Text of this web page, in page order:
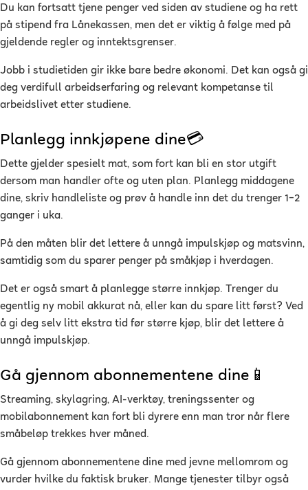
Du kan fortsatt tjene penger ved siden av studiene og ha rett
på stipend fra Lånekassen, men det er viktig å følge med på
gjeldende regler og inntektsgrenser.
Jobb i studietiden gir ikke bare bedre økonomi. Det kan også gi
deg verdifull arbeidserfaring og relevant kompetanse til
arbeidslivet etter studiene.
Planlegg innkjøpene dine💳
Dette gjelder spesielt mat, som fort kan bli en stor utgift
dersom man handler ofte og uten plan. Planlegg middagene
dine, skriv handleliste og prøv å handle inn det du trenger 1–2
ganger i uka.
På den måten blir det lettere å unngå impulskjøp og matsvinn,
samtidig som du sparer penger på småkjøp i hverdagen.
Det er også smart å planlegge større innkjøp. Trenger du
egentlig ny mobil akkurat nå, eller kan du spare litt først? Ved
å gi deg selv litt ekstra tid før større kjøp, blir det lettere å
unngå impulskjøp.
Gå gjennom abonnementene dine📱
Streaming, skylagring, AI-verktøy, treningssenter og
mobilabonnement kan fort bli dyrere enn man tror når flere
småbeløp trekkes hver måned.
Gå gjennom abonnementene dine med jevne mellomrom og
vurder hvilke du faktisk bruker. Mange tjenester tilbyr også